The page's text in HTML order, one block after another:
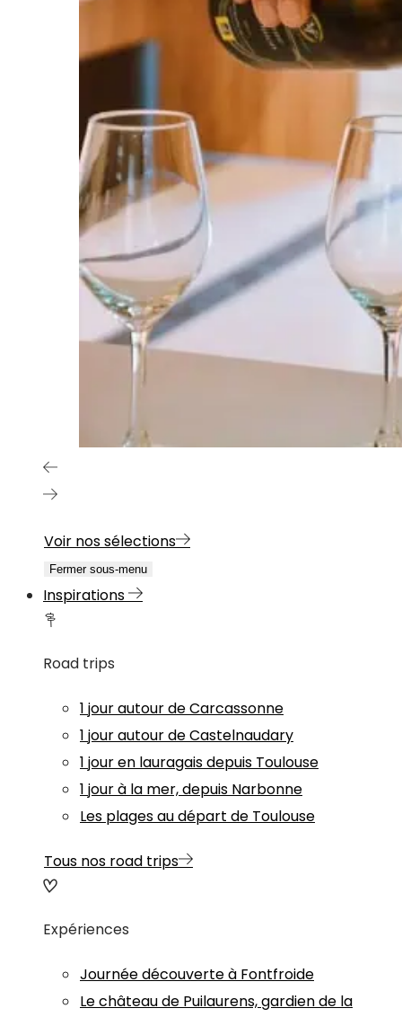
Voir nos sélections
Fermer sous-menu
Inspirations
Road trips
1 jour autour de Carcassonne
1 jour autour de Castelnaudary
1 jour en lauragais depuis Toulouse
1 jour à la mer, depuis Narbonne
Les plages au départ de Toulouse
Tous nos road trips
Expériences
Journée découverte à Fontfroide
Le château de Puilaurens, gardien de la